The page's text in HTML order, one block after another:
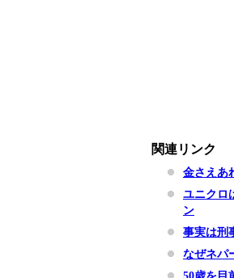
関連リンク
金さえあ
ユニクロ
ン
事実は刑
なぜネパ